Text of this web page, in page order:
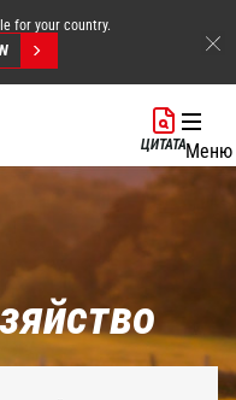
for your country.
ЦИТАТАМеню